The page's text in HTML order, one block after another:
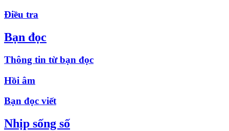
Điều tra
Bạn đọc
Thông tin từ bạn đọc
Hồi âm
Bạn đọc viết
Nhịp sống số